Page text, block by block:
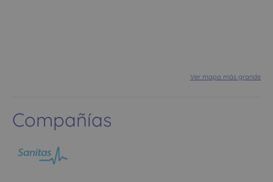
Ver mapa más grande
Compañías